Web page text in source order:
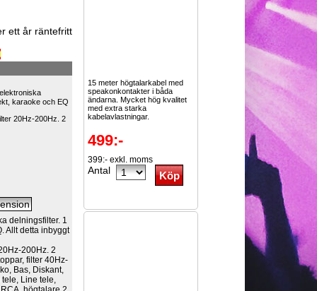
ett år räntefritt
karaoke och EQ
20Hz-200Hz. 2
delningsfilter. 1
Allt detta inbyggt
200Hz. 2
filter 40Hz-
Bas, Diskant,
tele, Line tele,
15 meter högtalarkabel med
speakonkontakter i båda
ändarna. Mycket hög kvalitet
med extra starka
kabelavlastningar.
499:-
399:- exkl. moms
Antal